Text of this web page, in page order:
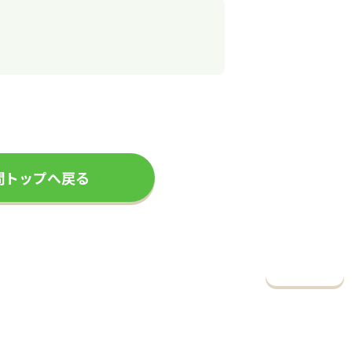
ップへ戻る